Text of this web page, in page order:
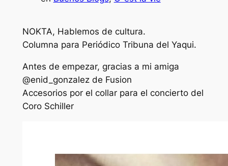
NOKTA, Hablemos de cultura.
Columna para Periódico Tribuna del Yaqui.
Antes de empezar, gracias a mi amiga
@enid_gonzalez de Fusion
Accesorios por el collar para el concierto del
Coro Schiller